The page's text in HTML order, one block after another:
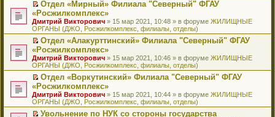
ю
б
щ
е
н
и
ю
у
с
о
о
б
щ
е
н
и
ю
н
н
м
у
с
о
б
щ
е
н
ю
о
ч
т
а
н
н
м
у
с
о
б
щ
е
у
н
п
р
о
ч
т
а
н
н
м
у
с
е
р
о
м
у
н
п
р
о
ч
т
а
н
й
т
к
п
е
р
о
м
у
н
п
р
о
П
р
е
й
т
к
п
е
р
о
м
у
Отдел «Мирный» Филиала "Северный" ФГАУ
«Росжилкомплекс»
Дмитрий Викторович » 15 мар 2021, 10:48 » в форуме ЖИЛИЩНЫЕ
ОРГАНЫ (ДЖО, Росжилкомплекс, филиалы, отделы)
П
р
е
й
т
к
п
е
Отдел «Алакурттинский» Филиала "Северный" ФГАУ
«Росжилкомплекс»
Дмитрий Викторович » 15 мар 2021, 10:46 » в форуме ЖИЛИЩНЫЕ
ОРГАНЫ (ДЖО, Росжилкомплекс, филиалы, отделы)
П
р
е
й
Отдел «Воркутинский» Филиала "Северный" ФГАУ
«Росжилкомплекс»
Дмитрий Викторович » 15 мар 2021, 10:44 » в форуме ЖИЛИЩНЫЕ
ОРГАНЫ (ДЖО, Росжилкомплекс, филиалы, отделы)
Увольнение по НУК со стороны государства